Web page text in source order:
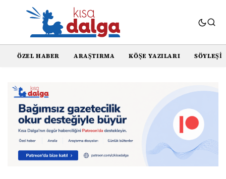
ÖZEL HABER ARAŞTIRMA KÖŞE YAZILARI SÖYLEŞI